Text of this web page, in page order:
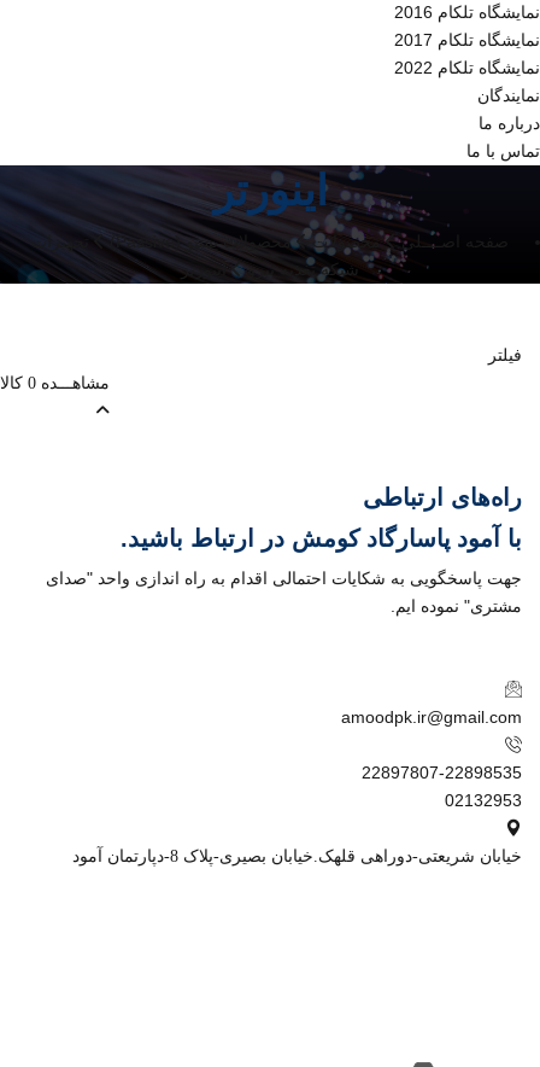
نمایشگاه تلکام 2016
نمایشگاه تلکام 2017
نمایشگاه تلکام 2022
نمایندگان
درباره ما
تماس با ما
اینورتر
صفحه اصــــلی محصولات محصولات پسیو (Passive)
شبکه تغذیه نیرو
اینورتر
فیلتر
مشاهـــده 0 کالا
راه‌های ارتباطی
با
آمود پاسارگاد کومش در ارتباط باشید.
جهت پاسخگویی به شکایات احتمالی اقدام به راه اندازی واحد "صدای
مشتری" نموده ایم.
amoodpk.ir@gmail.com
22897807-22898535
02132953
خیابان شریعتی-دوراهی قلهک.خیابان بصیری-پلاک 8-دپارتمان آمود